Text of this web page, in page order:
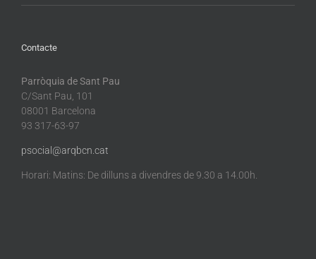
Contacte
Parròquia de Sant Pau
C/Sant Pau, 101
08001 Barcelona
93 317-63-97
psocial@arqbcn.cat
Horari: Matins: De dilluns a divendres de 9.30 a 14.00h.